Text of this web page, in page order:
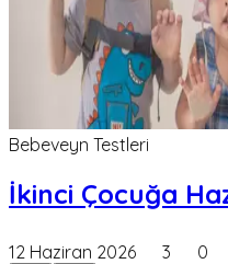
Bebeveyn Testleri
İkinci Çocuğa
12 Haziran 2026 3 0